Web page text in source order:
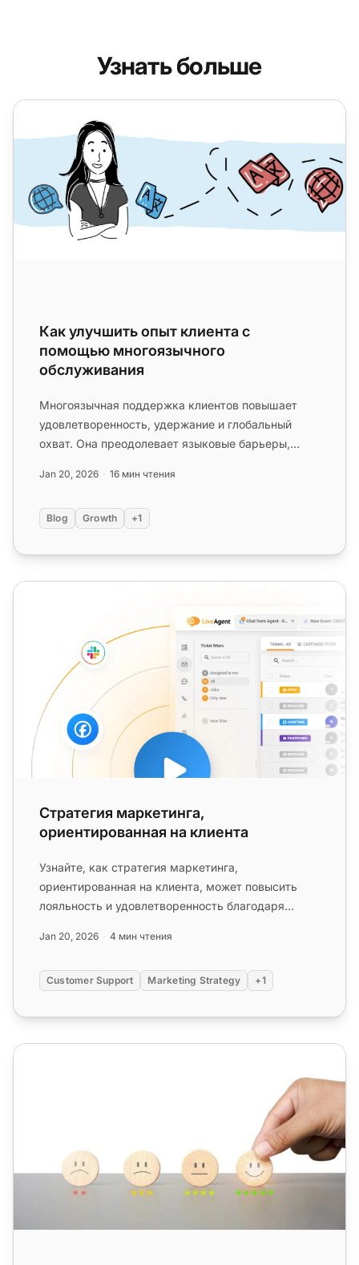
Узнать больше
Как улучшить опыт клиента с помощью
Как улучшить опыт клиента с
помощью многоязычного
обслуживания
Многоязычная поддержка клиентов повышает
удовлетворенность, удержание и глобальный
охват. Она преодолевает языковые барьеры,
Jan 20, 2026 16 мин чтения
Blog Growth +1
Стратегия маркетинга, ориентированная на клиента
Стратегия маркетинга,
ориентированная на клиента
Узнайте, как стратегия маркетинга,
ориентированная на клиента, может повысить
лояльность и удовлетворенность благодаря
Jan 20, 2026 4 мин чтения
Customer Support Marketing Strategy +1
Основы клиентской лояльности: значение, стратегии,